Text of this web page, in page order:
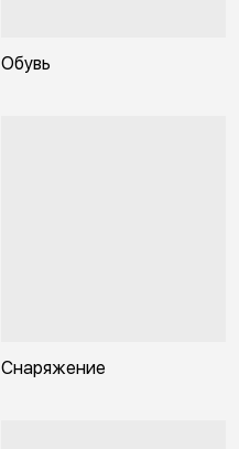
Обувь
Снаряжение